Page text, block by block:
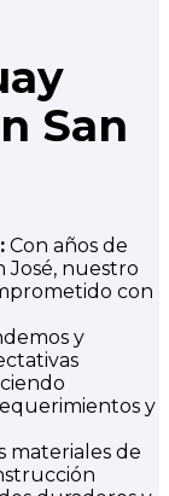
San
Con años de
José, nuestro
con
y
y
materiales de